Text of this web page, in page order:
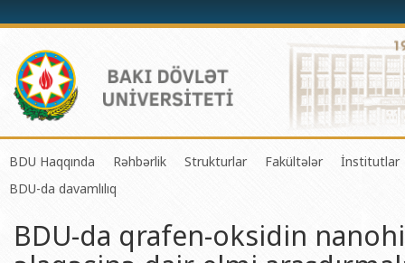
BDU Haqqında
BDU-nun tarixi
BDU-nun Missiya və Strateji inkişaf planı
Rəhbərlik
Prorektorlar
Strukturlar
Elmi fəaliyyətin təşkili və
Fakültələr
Tətbiqi riyaziyyat
İnstitutlar
Tətbiqi
BDU-da davamlılıq
BDU-da qrafen-oksidin